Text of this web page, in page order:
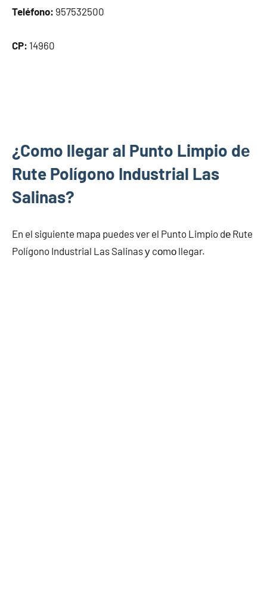
Teléfono: 957532500
CP: 14960
¿Como llegar al Punto Limpio dе
Rute Polígono Industrial Las
Salinas?
En el siguiente mapa puedes ver el Punto Limpio dе Rute
Polígono Industrial Las Salinas у cοmο llegar.